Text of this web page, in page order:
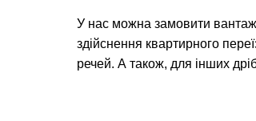
У нас можна замовити
здійснення квартирного
речей. А також, для інших